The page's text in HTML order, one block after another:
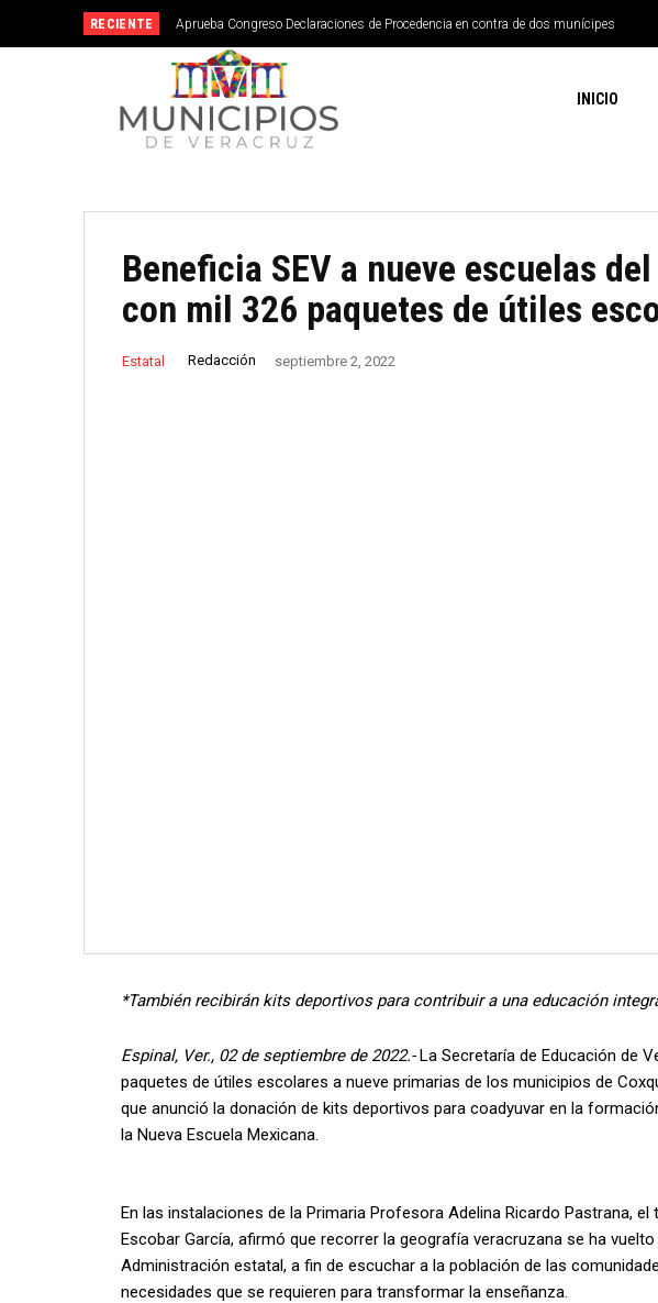
RECIENTE Aprueba Congreso Declaraciones de Procedencia en contra de dos munícipes
INICIO
Beneficia SEV a nueve escuelas
con mil 326 paquetes de útiles
Estatal Redacción septiembre 2, 2022
*También recibirán kits deportivos para contribuir a una educación
Espinal, Ver., 02 de septiembre de 2022.-La Secretaría de Educación de
paquetes de útiles escolares a nueve primarias de los municipios de
que anunció la donación de kits deportivos para coadyuvar en la
la Nueva Escuela Mexicana.
En las instalaciones de la Primaria Profesora Adelina Ricardo Pastrana, el
Escobar García, afirmó que recorrer la geografía veracruzana se ha
Administración estatal, a fin de escuchar a la población de las
necesidades que se requieren para transformar la enseñanza.